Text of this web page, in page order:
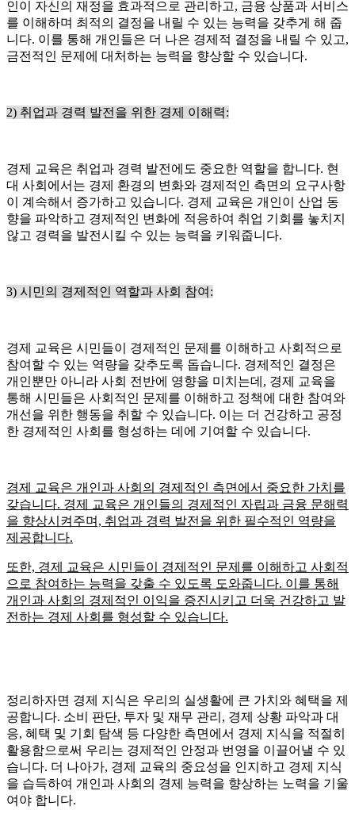
인이 자신의 재정을 효과적으로 관리하고, 금융 상품과 서비스
를 이해하며 최적의 결정을 내릴 수 있는 능력을 갖추게 해 줍
니다. 이를 통해 개인들은 더 나은 경제적 결정을 내릴 수 있고,
금전적인 문제에 대처하는 능력을 향상할 수 있습니다.
2) 취업과 경력 발전을 위한 경제 이해력:
경제 교육은 취업과 경력 발전에도 중요한 역할을 합니다. 현
대 사회에서는 경제 환경의 변화와 경제적인 측면의 요구사항
이 계속해서 증가하고 있습니다. 경제 교육은 개인이 산업 동
향을 파악하고 경제적인 변화에 적응하여 취업 기회를 놓치지
않고 경력을 발전시킬 수 있는 능력을 키워줍니다.
3) 시민의 경제적인 역할과 사회 참여:
경제 교육은 시민들이 경제적인 문제를 이해하고 사회적으로
참여할 수 있는 역량을 갖추도록 돕습니다. 경제적인 결정은
개인뿐만 아니라 사회 전반에 영향을 미치는데, 경제 교육을
통해 시민들은 사회적인 문제를 이해하고 정책에 대한 참여와
개선을 위한 행동을 취할 수 있습니다. 이는 더 건강하고 공정
한 경제적인 사회를 형성하는 데에 기여할 수 있습니다.
경제 교육은 개인과 사회의 경제적인 측면에서 중요한 가치를
갖습니다. 경제 교육은 개인들의 경제적인 자립과 금융 문해력
을 향상시켜주며, 취업과 경력 발전을 위한 필수적인 역량을
제공합니다.
또한, 경제 교육은 시민들이 경제적인 문제를 이해하고 사회적
으로 참여하는 능력을 갖출 수 있도록 도와줍니다. 이를 통해
개인과 사회의 경제적인 이익을 증진시키고 더욱 건강하고 발
전하는 경제 사회를 형성할 수 있습니다.
정리하자면 경제 지식은 우리의 실생활에 큰 가치와 혜택을 제
공합니다. 소비 판단, 투자 및 재무 관리, 경제 상황 파악과 대
응, 혜택 및 기회 탐색 등 다양한 측면에서 경제 지식을 적절히
활용함으로써 우리는 경제적인 안정과 번영을 이끌어낼 수 있
습니다. 더 나아가, 경제 교육의 중요성을 인지하고 경제 지식
을 습득하여 개인과 사회의 경제 능력을 향상하는 노력을 기울
여야 합니다.